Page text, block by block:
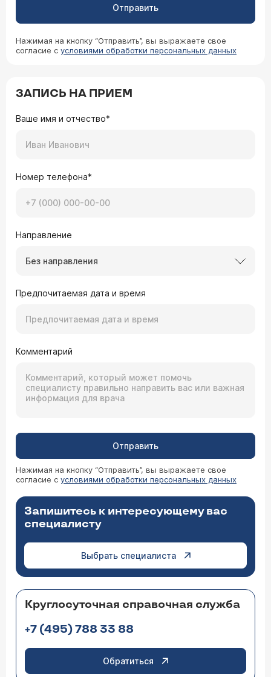
Отправить
Нажимая на кнопку “Отправить”, вы выражаете свое
согласие с условиями обработки персональных данных
ЗАПИСЬ НА ПРИЕМ
Ваше имя и отчество*
Номер телефона*
Направление
Без направления
Предпочитаемая дата и время
Комментарий
Отправить
Нажимая на кнопку “Отправить”, вы выражаете свое
согласие с условиями обработки персональных данных
Запишитесь к интересующему вас
специалисту
Выбрать специалиста
Круглосуточная справочная служба
+7 (495) 788 33 88
Обратиться